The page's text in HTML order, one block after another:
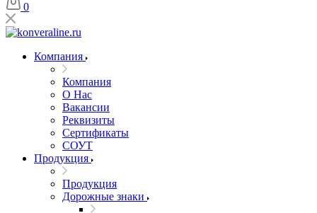
0
Компания
Компания
О Нас
Вакансии
Реквизиты
Сертификаты
СОУТ
Продукция
Продукция
Дорожные знаки